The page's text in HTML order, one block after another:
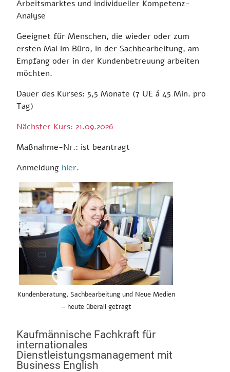
Arbeitsmarktes und individueller Kompetenz-
Analyse
Geeignet für Menschen, die wieder oder zum
ersten Mal im Büro, in der Sachbearbeitung, am
Empfang oder in der Kundenbetreuung arbeiten
möchten.
Dauer des Kurses: 5,5 Monate (7 UE á 45 Min. pro
Tag)
Nächster Kurs: 21.09.2026
Maßnahme-Nr.: ist beantragt
Anmeldung hier.
Kundenberatung, Sachbearbeitung und Neue Medien
– heute überall gefragt
Kaufmännische Fachkraft für
internationales
Dienstleistungsmanagement mit
Business English